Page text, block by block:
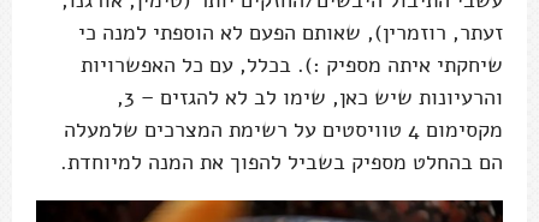
זעתר, רוזמרין), שאותם הפעם לא הוספתי למנה כי
שיחקתי איתה מספיק :). בכלל, עם כל האפשרויות
והרעיונות שיש כאן, שימו לב לא להגזים – 3,
מקסימום 4 טוויסטים על רשימת המצרכים שלמעלה
הם בהחלט מספיק בשביל להפוך את המנה למיוחדת.